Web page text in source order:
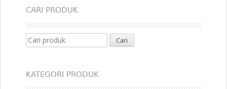
CARI PRODUK
Search for:
KATEGORI PRODUK